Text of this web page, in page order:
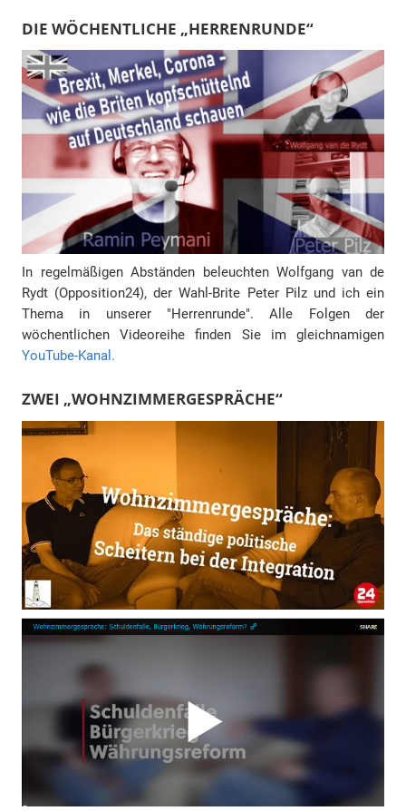
DIE WÖCHENTLICHE „HERRENRUNDE“
In regelmäßigen Abständen beleuchten Wolfgang van de
Rydt (Opposition24), der Wahl-Brite Peter Pilz und ich ein
Thema in unserer "Herrenrunde". Alle Folgen der
wöchentlichen Videoreihe finden Sie im gleichnamigen
YouTube-Kanal.
ZWEI „WOHNZIMMERGESPRÄCHE“